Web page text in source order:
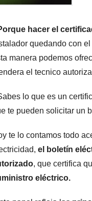
hacer el
quedando con
manera podemos
el tecnico
lo que es un
te pueden solicitar un
te lo contamos todo
el boletín
, que certifica
eléctrico.